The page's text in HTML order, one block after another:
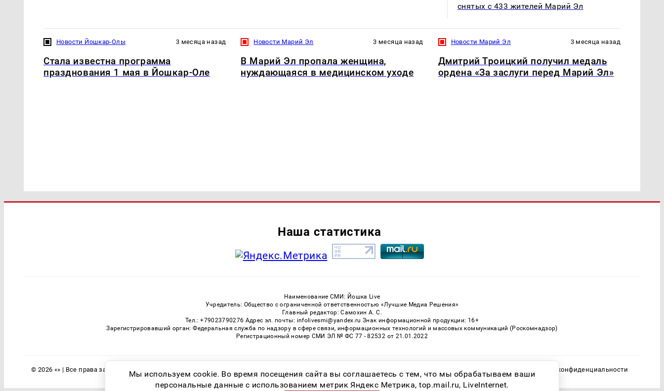
снятых с 433 жителей Марий Эл
Новости Йошкар-Олы 3 месяца назад
Стала известна программа
празднования 1 мая в Йошкар-Оле
Новости Марий Эл 3 месяца назад
В Марий Эл пропала женщина,
нуждающаяся в медицинском уходе
Новости Марий Эл 3 месяца назад
Дмитрий Троицкий получил медаль
ордена «За заслуги перед Марий Эл»
Наша статистика
Наименование СМИ: Йошка Live
Учредитель: Общество с ограниченной ответственностью «Лучшие Медиа Решения»
Главный редактор: Самохин А. С.
Тел.: +79023790276 Адрес эл. почты: infolivesmi@yandex.ru Знак информационной продукции: 16+
Зарегистрировавший орган: Федеральная служба по надзору в сфере связи, информационных технологий и массовых коммуникаций (Роскомнадзор)
Регистрационный номер СМИ ЭЛ № ФС 77 - 82532 от 21.01.2022
© 2026 «» | Все права защищены Возрастная категория сайта 16+ Политика конфиденциальности
Мы используем cookie. Во время посещения сайта вы соглашаетесь с тем, что мы обрабатываем ваши
персональные данные с использованием метрик Яндекс Метрика, top.mail.ru, LiveInternet.